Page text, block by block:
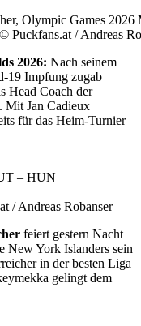
Olympic Games 2026
/ Andreas
2026: Nach seinem
19 Impfung zugab
Head Coach der
Mit Jan Cadieux
für das Heim-Turnier
– HUN
/ Andreas Robanser
feiert gestern Nacht
New York Islanders sein
in der besten Liga
gelingt dem